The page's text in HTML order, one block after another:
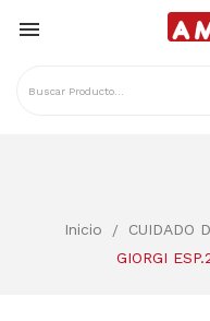

Inicio CUIDADO
GIORGI